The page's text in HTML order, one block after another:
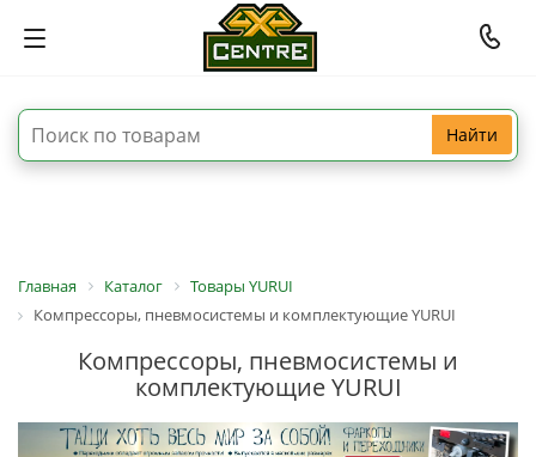
Найти
Главная Каталог
Товары YURUI
Компрессоры, пневмосистемы и комплектующие YURUI
Компрессоры, пневмосистемы и
комплектующие YURUI